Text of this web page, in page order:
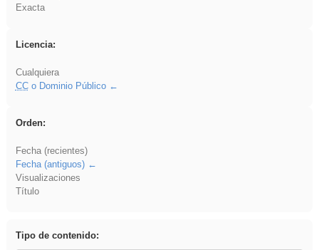
Exacta
Licencia:
Cualquiera
CCo Dominio Público
Orden:
Fecha (recientes)
Fecha (antiguos)
Visualizaciones
Título
Tipo de contenido: